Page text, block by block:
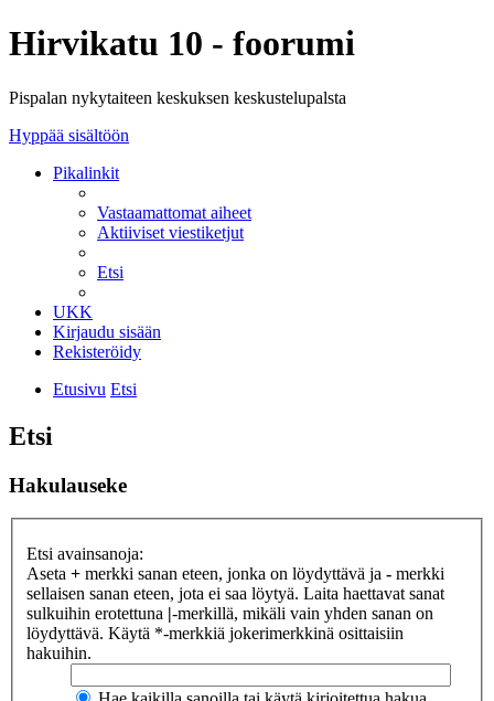
Hirvikatu 10 - foorumi
Pispalan nykytaiteen keskuksen keskustelupalsta
Hyppää sisältöön
Pikalinkit
Vastaamattomat aiheet
Aktiiviset viestiketjut
Etsi
UKK
Kirjaudu sisään
Rekisteröidy
Etusivu Etsi
Etsi
Hakulauseke
Etsi avainsanoja:
Aseta + merkki sanan eteen, jonka on löydyttävä ja - merkki
sellaisen sanan eteen, jota ei saa löytyä. Laita haettavat sanat
sulkuihin erotettuna |-merkillä, mikäli vain yhden sanan on
löydyttävä. Käytä *-merkkiä jokerimerkkinä osittaisiin
hakuihin.